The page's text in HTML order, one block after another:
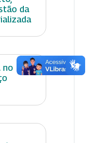
da
no